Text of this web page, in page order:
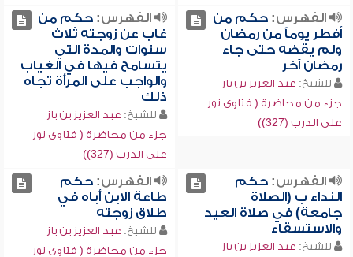
الفهرس:حكم من
أفطر يوماً من رمضان
ولم يقضه حتى جاء
رمضان آخر
للشيخ: عبد العزيز بن باز
جزء من محاضرة ( فتاوى نور
على الدرب (327))
الفهرس:حكم من
غاب عن زوجته ثلاث
سنوات والمدة التي
يتسامح فيها في الغياب
والواجب على المرأة تجاه
ذلك
للشيخ: عبد العزيز بن باز
جزء من محاضرة ( فتاوى نور
على الدرب (327))
الفهرس:حكم
النداء ب (الصلاة
جامعة) في صلاة العيد
والاستسقاء
للشيخ: عبد العزيز بن باز
الفهرس:حكم
طاعة الابن أباه في
طلاق زوجته
للشيخ: عبد العزيز بن باز
جزء من محاضرة ( فتاوى نور